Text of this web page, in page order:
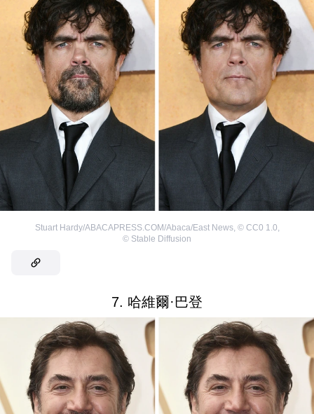
Stuart Hardy/ABACAPRESS.COM/Abaca/East News, © CC0 1.0,
© Stable Diffusion
7. 哈維爾·巴登